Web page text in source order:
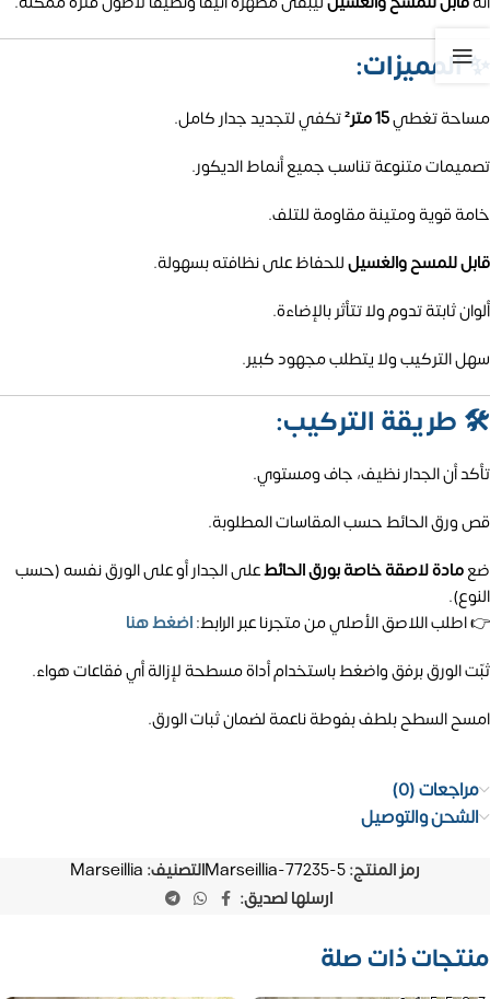
✨المميزات:
مساحة تغطي15 متر²
تكفي لتجديد جدار كامل.
تصميمات متنوعة تناسب جميع أنماط الديكور.
خامة قوية ومتينة مقاومة للتلف.
قابل للمسح والغسيلللحفاظ على نظافته بسهولة.
ألوان ثابتة تدوم ولا تتأثر بالإضاءة.
سهل التركيب ولا يتطلب مجهود كبير.
🛠️ طريقة التركيب:
تأكد أن الجدار نظيف، جاف ومستوي.
قص ورق الحائط حسب المقاسات المطلوبة.
ضعمادة لاصقة خاصة بورق الحائطعلى الجدار أو على الورق نفسه (حسب
النوع).
👉 اطلب اللاصق الأصلي من متجرنا عبر الرابط:اضغط هنا
ثبّت الورق برفق واضغط باستخدام أداة مسطحة لإزالة أي فقاعات هواء.
امسح السطح بلطف بفوطة ناعمة لضمان ثبات الورق.
مراجعات (0)
الشحن والتوصيل
رمز المنتج:Marseillia-77235-5التصنيف: Marseillia
ارسلها لصديق:
منتجات ذات صلة